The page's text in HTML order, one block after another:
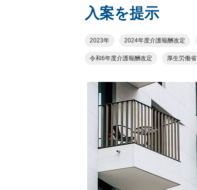
入案を提示
2023年 2024年度介護報酬改定
令和6年度介護報酬改定 厚生労働省